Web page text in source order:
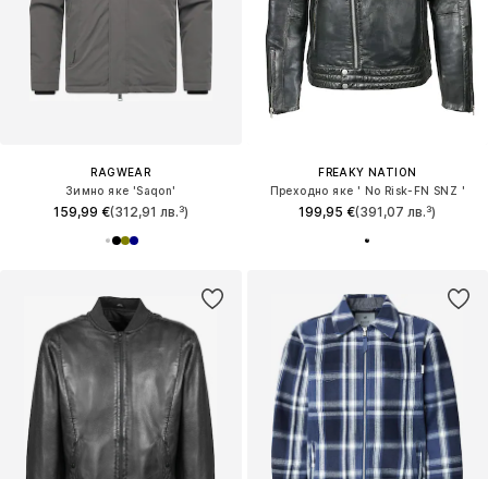
RAGWEAR
Зимно яке 'Saqon'
159,99 €(312,91 лв.³)
FREAKY NATION
Преходно яке ' No Risk-FN SNZ '
199,95 €(391,07 лв.³)